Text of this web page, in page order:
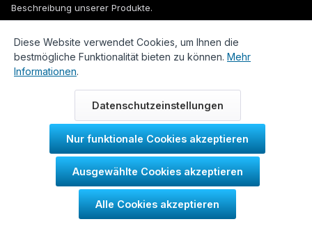
Beschreibung unserer Produkte.
© 2026 WUH24.de - Weigel und Unger Heizungs- und
Sanitärtechnik GmbH
Diese Website verwendet Cookies, um Ihnen die
bestmögliche Funktionalität bieten zu können. Mehr
Informationen.
Datenschutzeinstellungen
Nur funktionale Cookies akzeptieren
Ausgewählte Cookies akzeptieren
Alle Cookies akzeptieren
Durch IT-Recht Kanzlei
Kundenmeinung:
SEHR GUT